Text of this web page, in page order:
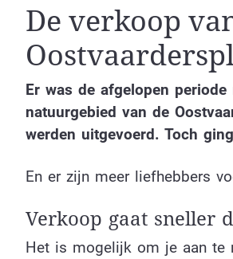
De verkoop
Er was de afgelopen
natuurgebied van de
werden uitgevoerd. Toch
En er zijn meer liefhebbers
Verkoop gaat sneller
Het is mogelijk om je aan te